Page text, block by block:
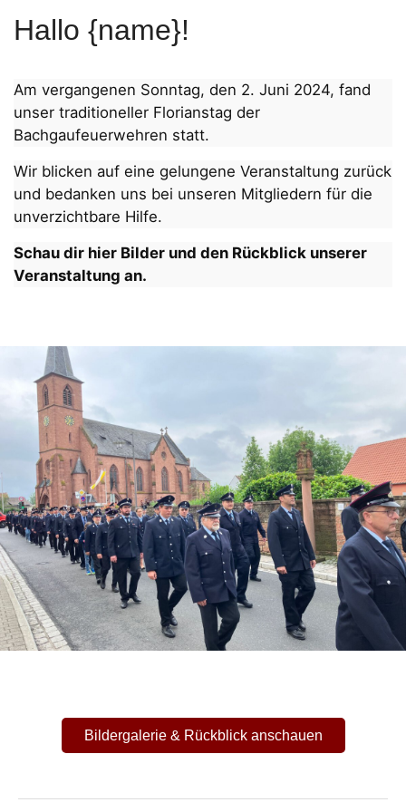
Hallo {name}!
Am vergangenen Sonntag, den 2. Juni 2024, fand
unser traditioneller Florianstag der
Bachgaufeuerwehren statt.
Wir blicken auf eine gelungene Veranstaltung zurück
und bedanken uns bei unseren Mitgliedern für die
unverzichtbare Hilfe.
Schau dir hier Bilder und den Rückblick unserer
Veranstaltung an.
Bildergalerie & Rückblick anschauen